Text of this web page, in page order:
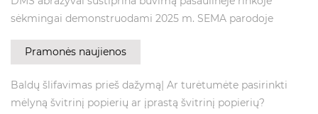
sėkmingai demonstruodami 2025 m. SEMA parodoje
Pramonės naujienos
Baldų šlifavimas prieš dažymą| Ar turėtumėte pasirinkti
mėlyną švitrinį popierių ar įprastą švitrinį popierių?